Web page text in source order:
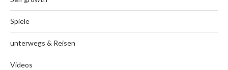
Spiele
unterwegs & Reisen
Videos